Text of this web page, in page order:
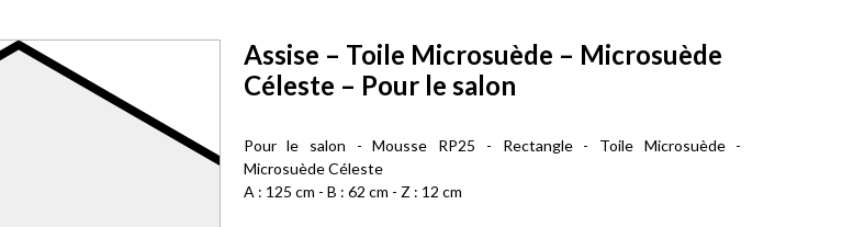
Assise – Toile Microsuède – Microsuède
Céleste – Pour le salon
Pour le salon - Mousse RP25 - Rectangle - Toile Microsuède -
Microsuède Céleste
A : 125 cm - B : 62 cm - Z : 12 cm